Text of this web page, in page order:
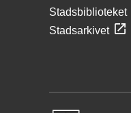
Stadsbiblioteket
Stadsarkivet